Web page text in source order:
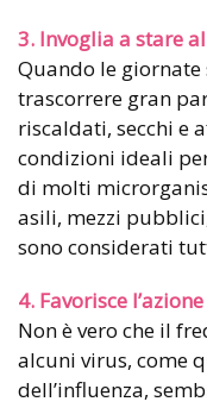
3. Invoglia a stare
Quando le
trascorrere gran
riscaldati, secchi e
condizioni ideali
di molti
asili, mezzi
sono considerati
4. Favorisce
Non è vero che il
alcuni virus, come
dell’influenza,